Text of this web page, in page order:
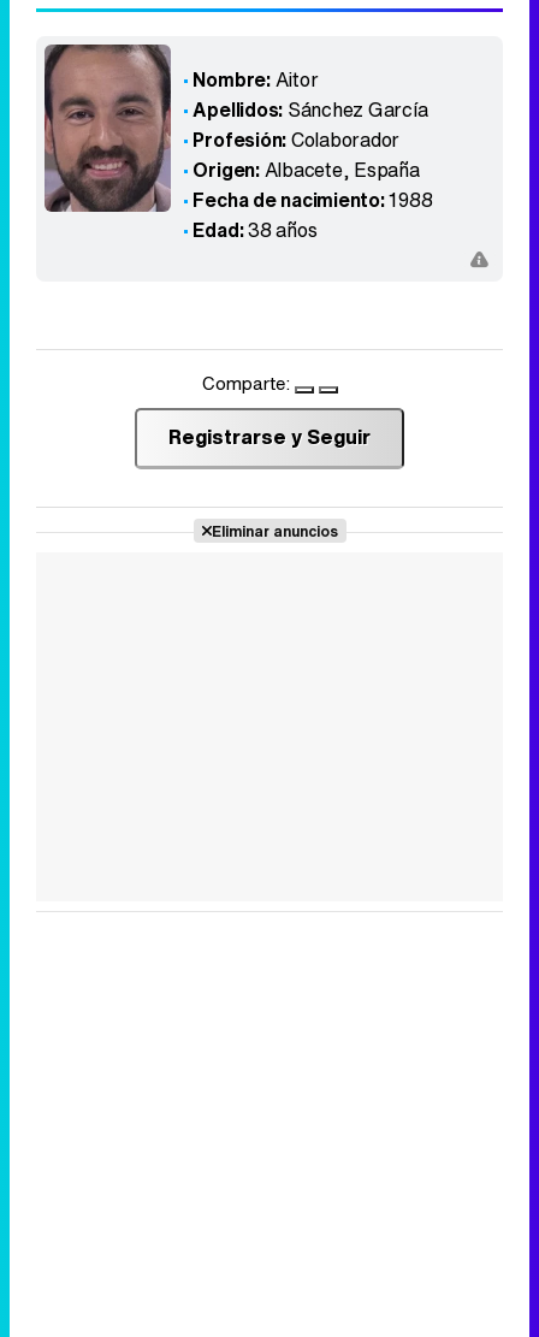
Nombre:Aitor
Apellidos: Sánchez García
Profesión:Colaborador
Origen:Albacete, España
Fecha de nacimiento:1988
Edad:38 años
Comparte:
Registrarse y Seguir
Eliminar anuncios